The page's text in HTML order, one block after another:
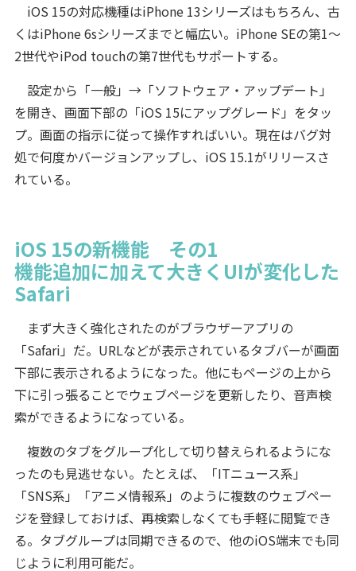
iOS 15の対応機種はiPhone 13シリーズはもちろん、古
くはiPhone 6sシリーズまでと幅広い。iPhone SEの第1～
2世代やiPod touchの第7世代もサポートする。
設定から「一般」→「ソフトウェア・アップデート」
を開き、画面下部の「iOS 15にアップグレード」をタッ
プ。画面の指示に従って操作すればいい。現在はバグ対
処で何度かバージョンアップし、iOS 15.1がリリースさ
れている。
iOS 15の新機能 その1
機能追加に加えて大きくUIが変化した
Safari
まず大きく強化されたのがブラウザーアプリの
「Safari」だ。URLなどが表示されているタブバーが画面
下部に表示されるようになった。他にもページの上から
下に引っ張ることでウェブページを更新したり、音声検
索ができるようになっている。
複数のタブをグループ化して切り替えられるようにな
ったのも見逃せない。たとえば、「ITニュース系」
「SNS系」「アニメ情報系」のように複数のウェブペー
ジを登録しておけば、再検索しなくても手軽に閲覧でき
る。タブグループは同期できるので、他のiOS端末でも同
じように利用可能だ。